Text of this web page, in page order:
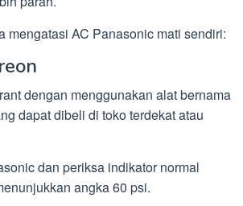
mengatasi AC Panasonic mati sendiri:
dengan menggunakan alat bernama
dapat dibeli di toko terdekat atau
dan periksa indikator normal
angka 60 psi.